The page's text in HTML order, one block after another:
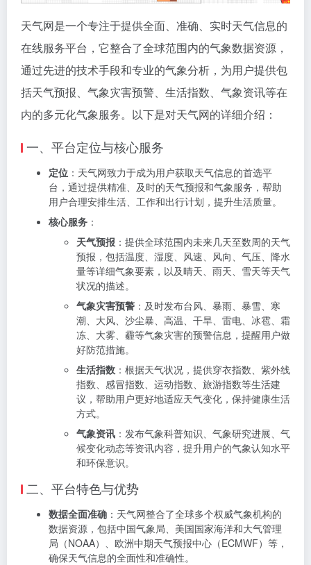
天气网是一个专注于提供全面、准确、实时天气信息的
在线服务平台，它整合了全球范围内的气象数据资源，
通过先进的技术手段和专业的气象分析，为用户提供包
括天气预报、气象灾害预警、生活指数、气象资讯等在
内的多元化气象服务。以下是对天气网的详细介绍：
一、平台定位与核心服务
定位 ：天气网致力于成为用户获取天气信息的首选平
台，通过提供精准、及时的天气预报和气象服务，帮助
用户合理安排生活、工作和出行计划，提升生活质量。
核心服务 ：
天气预报 ：提供全球范围内未来几天至数周的天气
预报，包括温度、湿度、风速、风向、气压、降水
量等详细气象要素，以及晴天、雨天、雪天等天气
状况的描述。
气象灾害预警 ：及时发布台风、暴雨、暴雪、寒
潮、大风、沙尘暴、高温、干旱、雷电、冰雹、霜
冻、大雾、霾等气象灾害的预警信息，提醒用户做
好防范措施。
生活指数 ：根据天气状况，提供穿衣指数、紫外线
指数、感冒指数、运动指数、旅游指数等生活建
议，帮助用户更好地适应天气变化，保持健康生活
方式。
气象资讯 ：发布气象科普知识、气象研究进展、气
候变化动态等资讯内容，提升用户的气象认知水平
和环保意识。
二、平台特色与优势
数据全面准确 ：天气网整合了全球多个权威气象机构的
数据资源，包括中国气象局、美国国家海洋和大气管理
局（NOAA）、欧洲中期天气预报中心（ECMWF）等，
确保天气信息的全面性和准确性。